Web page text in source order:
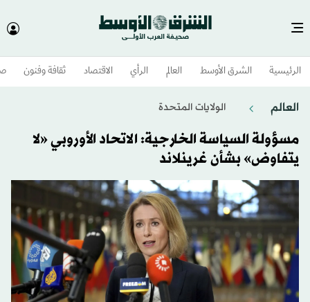
الرئيسية الشرق الأوسط​ العالم الرأي الاقتصاد ثقافة وفنون
العالم الولايات المتحدة​
مسؤولة السياسة الخارجية: الاتحاد الأوروبي «لا
يتفاوض» بشأن غرينلاند